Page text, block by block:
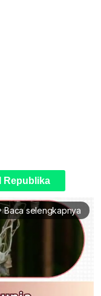
Republika
Baca selengkapnya